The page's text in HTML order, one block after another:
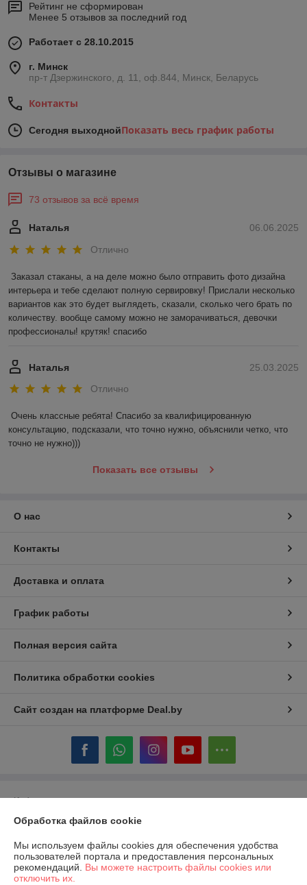
Рейтинг не сформирован
Менее 5 отзывов за последний год
Работает с 28.10.2015
г. Минск
пр-т Дзержинского, д. 11, оф.844, Минск, Беларусь
Контакты
Сегодня выходнойПоказать весь график работы
Отзывы о магазине
73 отзывов за всё время
06.06.2025
Наталья
Отлично
Заказал стаканы, а на деле можно было отправить фото дизайна
интерьера и тебе сделают полную сервировку! Прислали несколько
вариантов как это будет выглядеть, сказали, сколько чего брать по
количеству. вообще самому можно не заморачиваться, девочки
профессионалы! крутяк! спасибо
25.03.2025
Наталья
Отлично
Очень классные ребята! Спасибо за квалифицированную
консультацию, подсказали, что точно нужно, объяснили четко, что
точно не нужно)))
Показать все отзывы
О нас
Контакты
Доставка и оплата
График работы
Полная версия сайта
Политика обработки cookies
Сайт создан на платформе Deal.by
Информация для покупателя
Юридическое лицо:ООО «ГастробизнесГрупп»
дом 11, помещение 844, офис 1
Регистрационный номер ЕГР: 193067148
Обработка файлов cookie
Мы используем файлы cookies для обеспечения удобства
пользователей портала и предоставления персональных
рекомендаций. Вы можете настроить файлы cookies или
отключить их.